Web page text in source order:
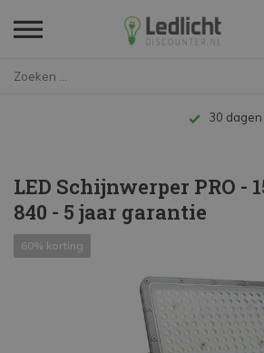
LED Schijnwerper PRO -
840 - 5 jaar garantie
60% korting